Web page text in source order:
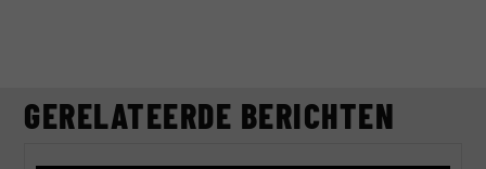
GERELATEERDE BERICHTEN